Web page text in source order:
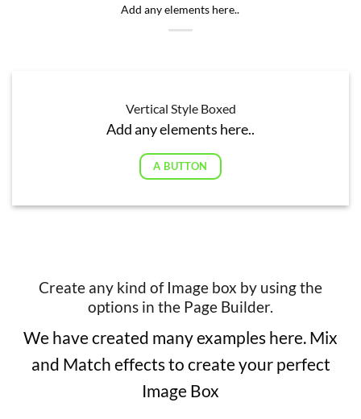
Add any elements here..
Vertical Style Boxed
Add any elements here..
A BUTTON
Create any kind of Image box by using the
options in the Page Builder.
We have created many examples here. Mix
and Match effects to create your perfect
Image Box